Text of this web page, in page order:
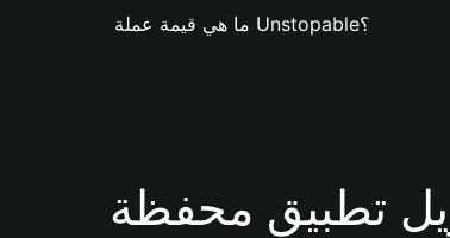
ما هي قيمة عملة Unstopable؟